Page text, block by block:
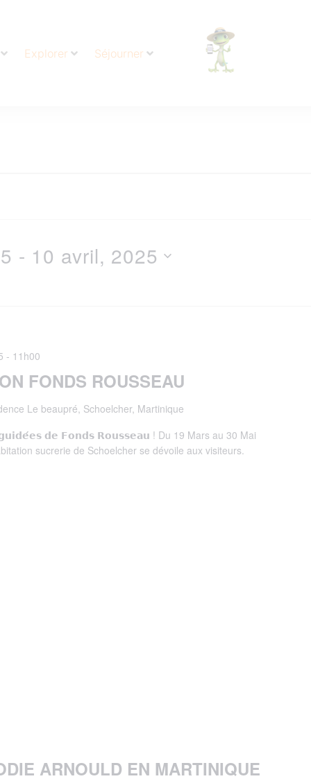
Explorer Séjourner
- 10 avril, 2025
FONDS ROUSSEAU
- 11h00
Le beaupré, Schoelcher, Martinique
𝗱𝗲 𝗙𝗼𝗻𝗱𝘀 𝗥𝗼𝘂𝘀𝘀𝗲𝗮𝘂 ! Du 19 Mars au 30 Mai
sucrerie de Schoelcher se dévoile aux visiteurs.
ARNOULD EN MARTINIQUE